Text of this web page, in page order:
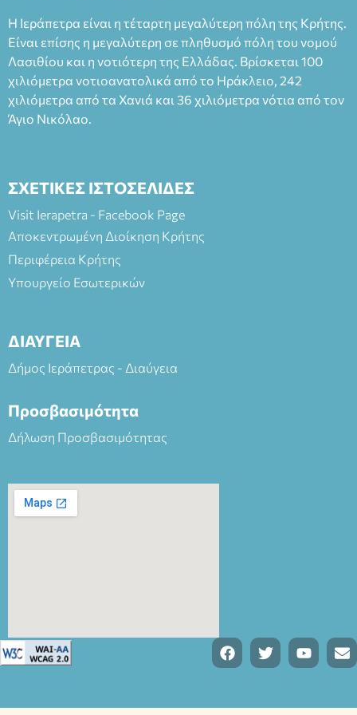
άνω των 65 Προπώληση: Βιβλιοπωλείο Πάπυρος (Πλατεία
Πλαστήρα), E&G Mini market (Δημοκρατίας 39 Ιεράπετρα)
και στο more.com Χώρος: 3ο Γυμνάσιο Ιεράπετρας
(Είσοδος ΕΠΑ.Λ.) Έναρξη 21:15 Οργάνωση: ΚΝΩΣΟΣ
ΘΕΑΤΡΙΚΕΣ ΠΑΡΑΓΩΓΕΣ ΕΕ
Η Ιεράπετρα είναι η τέταρτη μεγαλύτερη πόλη της Κρήτης.
Είναι επίσης η μεγαλύτερη σε πληθυσμό πόλη του νομού
Λασιθίου και η νοτιότερη της Ελλάδας. Βρίσκεται 100
χιλιόμετρα νοτιοανατολικά από το Ηράκλειο, 242
χιλιόμετρα από τα Χανιά και 36 χιλιόμετρα νότια από τον
Άγιο Νικόλαο.
ΣΧΕΤΙΚΕΣ ΙΣΤΟΣΕΛΙΔΕΣ
Visit Ierapetra - Facebook Page
Αποκεντρωμένη Διοίκηση Κρήτης
Περιφέρεια Κρήτης
Υπουργείο Εσωτερικών
ΔΙΑΥΓΕΙΑ
Δήμος Ιεράπετρας - Διαύγεια
Προσβασιμότητα
Δήλωση Προσβασιμότητας